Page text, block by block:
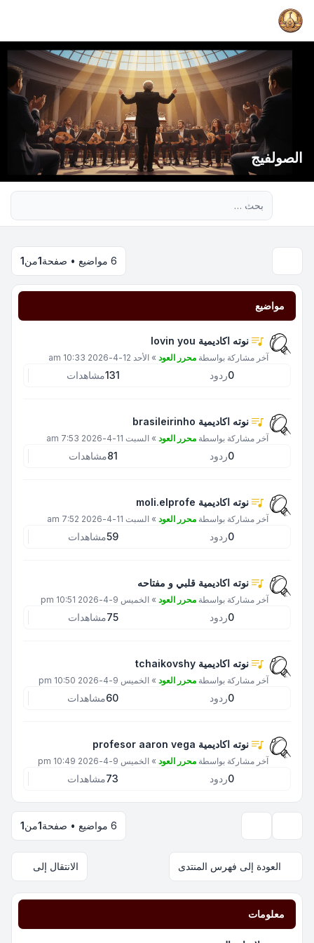
الصولفيج
6 مواضيع • صفحة 1من1
مواضيع
نوته اكاديمية lovin you
آخر مشاركة بواسطة محرر العود » الأحد 12-4-2026 10:33 am
0ردود 131مشاهدات
نوته اكاديمية brasileirinho
آخر مشاركة بواسطة محرر العود » السبت 11-4-2026 7:53 am
0ردود 81مشاهدات
نوته اكاديمية moli.elprofe
آخر مشاركة بواسطة محرر العود » السبت 11-4-2026 7:52 am
0ردود 59مشاهدات
نوته اكاديمية قلبي و مفتاحه
آخر مشاركة بواسطة محرر العود » الخميس 9-4-2026 10:51 pm
0ردود 75مشاهدات
نوته اكاديمية tchaikovshy
آخر مشاركة بواسطة محرر العود » الخميس 9-4-2026 10:50 pm
0ردود 60مشاهدات
نوته اكاديمية profesor aaron vega
آخر مشاركة بواسطة محرر العود » الخميس 9-4-2026 10:49 pm
0ردود 73مشاهدات
6 مواضيع • صفحة 1من1
العودة إلى فهرس المنتدى الانتقال إلى
معلومات